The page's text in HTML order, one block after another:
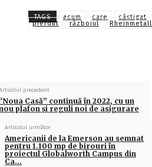
TAGS acum care câştigat
pierdut
războiul Rheinmetall
precedent
Casă” continuă în 2022, cu un
plafon și reguli noi de asigurare
Articolul următor
Americanii de la Emerson au semnat
pentru 1.100 mp de birouri în
proiectul Globalworth Campus din
Ca…